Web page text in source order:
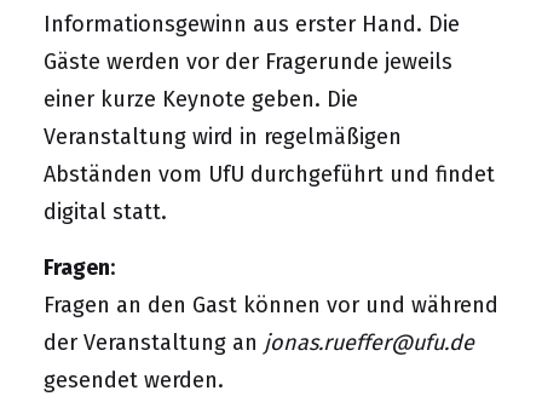
Informationsgewinn aus erster Hand. Die
Gäste werden vor der Fragerunde jeweils
einer kurze Keynote geben. Die
Veranstaltung wird in regelmäßigen
Abständen vom UfU durchgeführt und findet
digital statt.
Fragen:
Fragen an den Gast können vor und während
der Veranstaltung an jonas.rueffer@ufu.de
gesendet werden.